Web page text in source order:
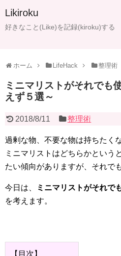
Likiroku
好きなこと(Like)を記録(kiroku)する
ホーム LifeHack 整理術
ミニマリストがそれでも
えず５選～
2018/8/11 整理術
過剰な物、不要な物は持ちたくな
ミニマリストはどちらかという
たい傾向がありますが、それで
今日は、
ミニマリストがそれで
を考えます。
【目次】